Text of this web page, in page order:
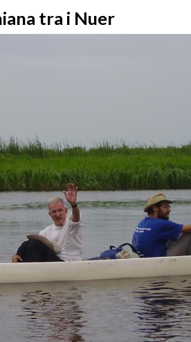
tra i Nuer